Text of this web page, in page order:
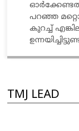
പറഞ്ഞ
കുറച്ച്
TMJ LEAD